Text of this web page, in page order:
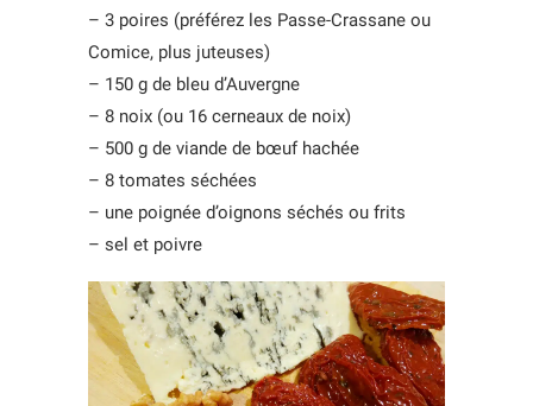
– 3 poires (préférez les Passe-Crassane ou
Comice, plus juteuses)
– 150 g de bleu d’Auvergne
– 8 noix (ou 16 cerneaux de noix)
– 500 g de viande de bœuf hachée
– 8 tomates séchées
– une poignée d’oignons séchés ou frits
– sel et poivre